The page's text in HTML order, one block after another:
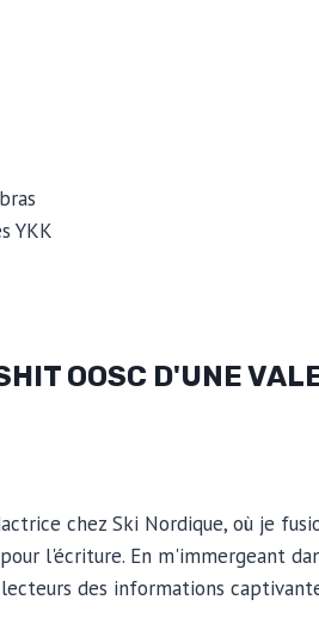
YKK
OOSC D'UNE
chez Ski Nordique, où je
l'écriture. En m'immergeant
des informations